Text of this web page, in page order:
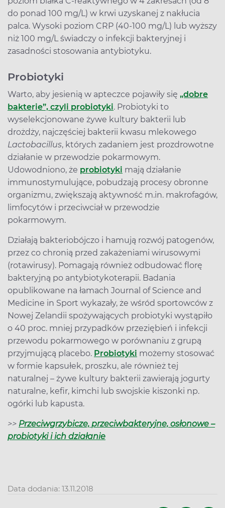
do ponad 100 mg/L) w krwi uzyskanej z nakłucia
palca. Wysoki poziom CRP (40-100 mg/L) lub wyższy
niż 100 mg/L świadczy o infekcji bakteryjnej i
zasadności stosowania antybiotyku.
Probiotyki
Warto, aby jesienią w apteczce pojawiły się „dobre
bakterie”, czyli probiotyki. Probiotyki to
wyselekcjonowane żywe kultury bakterii lub
drożdży, najczęściej bakterii kwasu mlekowego
Lactobacillus, których zadaniem jest prozdrowotne
działanie w przewodzie pokarmowym.
Udowodniono, że probiotyki mają działanie
immunostymulujące, pobudzają procesy obronne
organizmu, zwiększają aktywność m.in. makrofagów,
limfocytów i przeciwciał w przewodzie
pokarmowym.
Działają bakteriobójczo i hamują rozwój patogenów,
przez co chronią przed zakażeniami wirusowymi
(rotawirusy). Pomagają również odbudować florę
bakteryjną po antybiotykoterapii. Badania
opublikowane na łamach Journal of Science and
Medicine in Sport wykazały, że wśród sportowców z
Nowej Zelandii spożywających probiotyki wystąpiło
o 40 proc. mniej przypadków przeziębień i infekcji
przewodu pokarmowego w porównaniu z grupą
przyjmującą placebo. Probiotyki możemy stosować
w formie kapsułek, proszku, ale również tej
naturalnej – żywe kultury bakterii zawierają jogurty
naturalne, kefir, kimchi lub swojskie kiszonki np.
ogórki lub kapusta.
>> Przeciwgrzybicze, przeciwbakteryjne, osłonowe –
probiotyki i ich działanie
Data dodania: 13.11.2018